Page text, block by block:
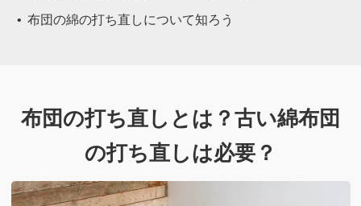
布団の綿の打ち直しについて知ろう
布団の打ち直しとは？古い綿布団
の打ち直しは必要？